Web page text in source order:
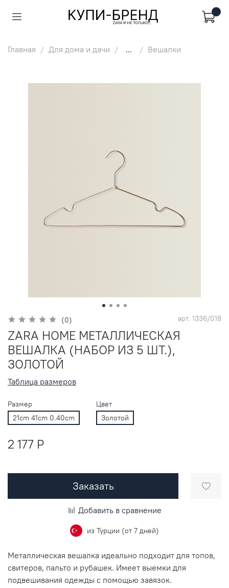
Главная Для дома и дачи ... Вешалки
(0) арт. 1336/018
ZARA HOME МЕТАЛЛИЧЕСКАЯ
ВЕШАЛКА (НАБОР ИЗ 5 ШТ.),
ЗОЛОТОЙ
Таблица размеров
Размер
21cm 41cm 0.40cm
Цвет
Золотой
2 177 P
Заказать
Добавить в сравнение
из Турции (от 7 дней)
Металлическая вешалка идеально подходит для топов,
свитеров, пальто и рубашек. Имеет выемки для
подвешивания одежды с помощью завязок.